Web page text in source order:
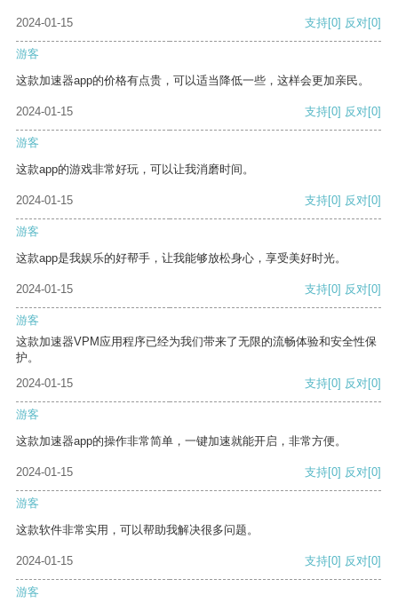
2024-01-15 支持[0] 反对[0]
游客
这款加速器app的价格有点贵，可以适当降低一些，这样会更加亲民。
2024-01-15 支持[0] 反对[0]
游客
这款app的游戏非常好玩，可以让我消磨时间。
2024-01-15 支持[0] 反对[0]
游客
这款app是我娱乐的好帮手，让我能够放松身心，享受美好时光。
2024-01-15 支持[0] 反对[0]
游客
这款加速器VPM应用程序已经为我们带来了无限的流畅体验和安全性保
护。
2024-01-15
支持[0] 反对[0]
游客
这款加速器app的操作非常简单，一键加速就能开启，非常方便。
2024-01-15 支持[0] 反对[0]
游客
这款软件非常实用，可以帮助我解决很多问题。
2024-01-15 支持[0] 反对[0]
游客